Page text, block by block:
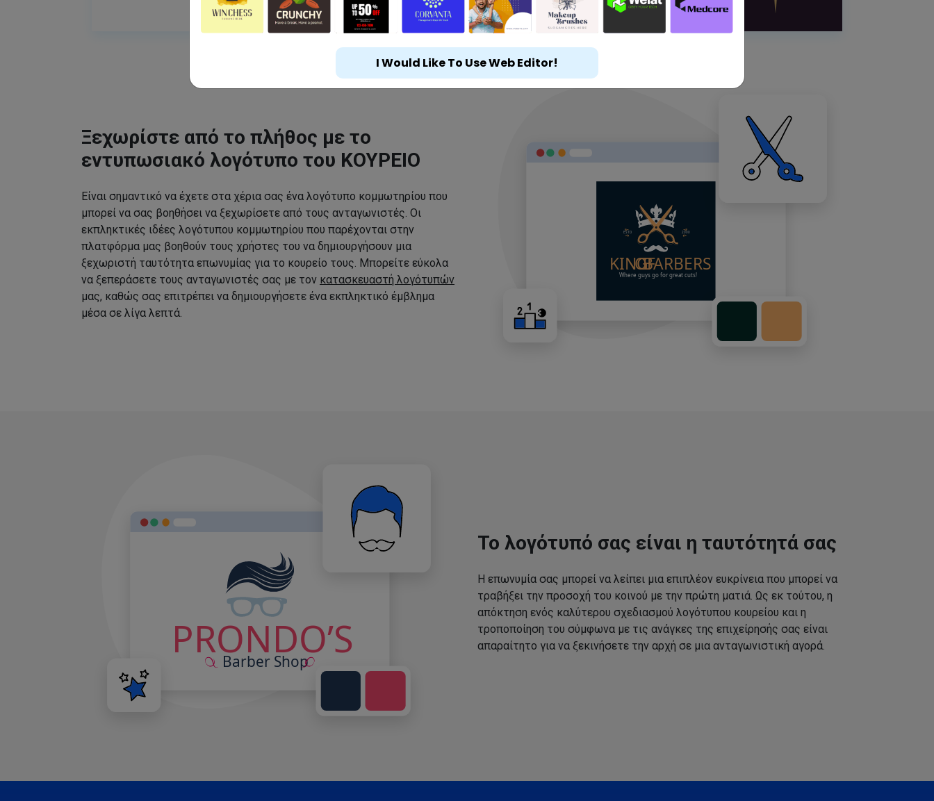
Ξεχωρίστε από το πλήθος με το
εντυπωσιακό λογότυπο του ΚΟΥΡΕΙΟ
Είναι σημαντικό να έχετε στα χέρια σας ένα λογότυπο κομμωτηρίου που
μπορεί να σας βοηθήσει να ξεχωρίσετε από τους ανταγωνιστές. Οι
εκπληκτικές ιδέες λογότυπου κομμωτηρίου που παρέχονται στην
πλατφόρμα μας βοηθούν τους χρήστες του να δημιουργήσουν μια
ξεχωριστή ταυτότητα επωνυμίας για το κουρείο τους. Μπορείτε εύκολα
να ξεπεράσετε τους ανταγωνιστές σας με τον κατασκευαστή λογότυπών
μας, καθώς σας επιτρέπει να δημιουργήσετε ένα εκπληκτικό έμβλημα
μέσα σε λίγα λεπτά.
Το λογότυπό σας είναι η ταυτότητά σας
Η επωνυμία σας μπορεί να λείπει μια επιπλέον ευκρίνεια που μπορεί να
τραβήξει την προσοχή του κοινού με την πρώτη ματιά. Ως εκ τούτου, η
απόκτηση ενός καλύτερου σχεδιασμού λογότυπου κουρείου και η
τροποποίηση του σύμφωνα με τις ανάγκες της επιχείρησής σας είναι
απαραίτητο για να ξεκινήσετε την αρχή σε μια ανταγωνιστική αγορά.
I Would Like To Use Web Editor!